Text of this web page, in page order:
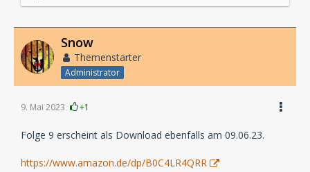
Snow
Themenstarter
Administrator
9. Mai 2023 +1
Folge 9 erscheint als Download ebenfalls am 09.06.23.
https://www.amazon.de/dp/B0C4LR4QRR